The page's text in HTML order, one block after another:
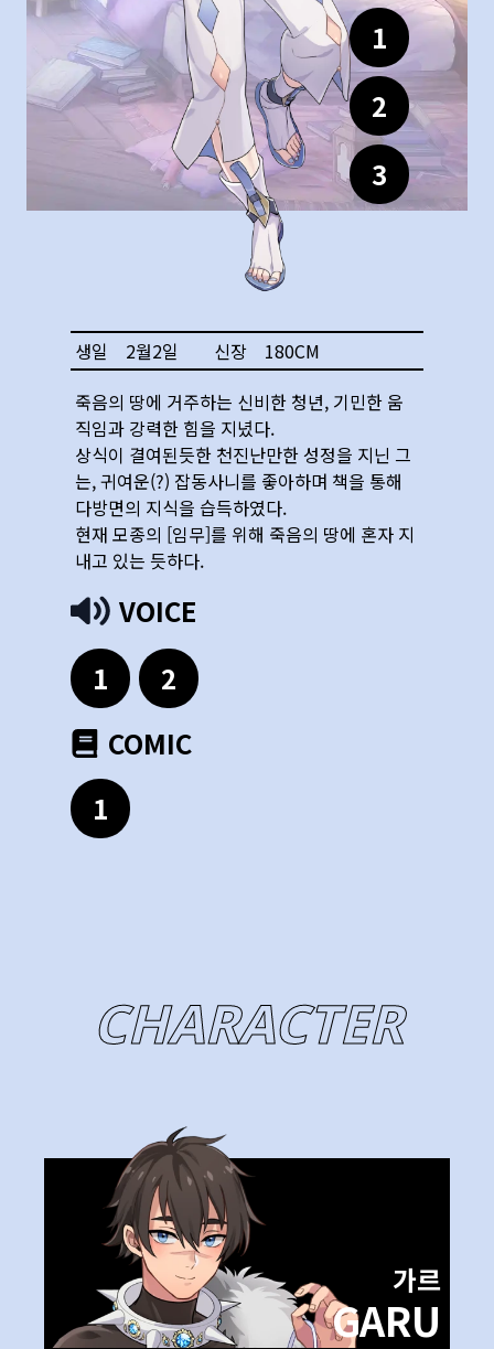
1
2
3
생일 2월2일 신장 180CM
죽음의 땅에 거주하는 신비한 청년, 기민한 움
직임과 강력한 힘을 지녔다.
상식이 결여된듯한 천진난만한 성정을 지닌 그
는, 귀여운(?) 잡동사니를 좋아하며 책을 통해
다방면의 지식을 습득하였다.
현재 모종의 [임무]를 위해 죽음의 땅에 혼자 지
내고 있는 듯하다.
VOICE
1
2
COMIC
1
CHARACTER
가르
GARU